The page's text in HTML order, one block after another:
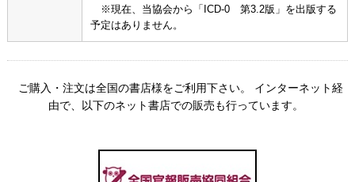
※現在、当協会から「ICD-0 第3.2版」を出版する
予定はありません。
ご購入・注文は全国の書店様をご利用下さい。 インターネット経
由で、以下のネット書店での販売も行っています。